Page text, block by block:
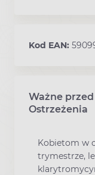
Kod EAN:
Ważne
Ostrzeżenia
Kobietom w
trymestrze,